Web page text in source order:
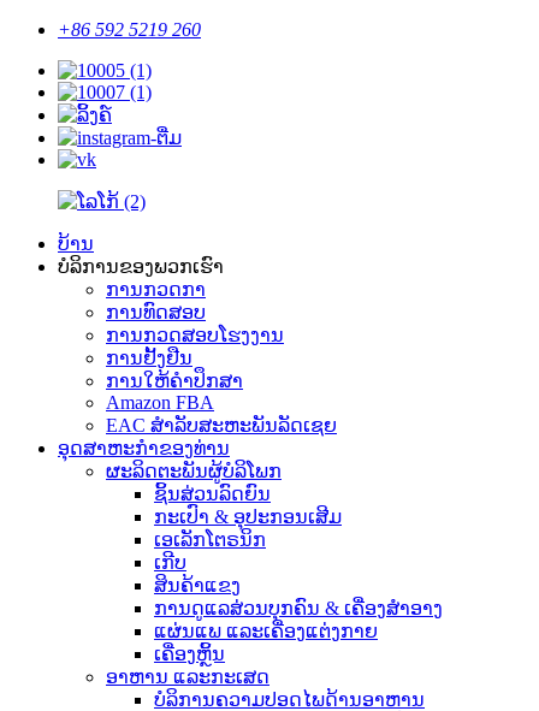
+86 592 5219 260
ບ້ານ
ບໍລິການຂອງພວກເຮົາ
ການກວດກາ
ການທົດສອບ
ການກວດສອບໂຮງງານ
ການຢັ້ງຢືນ
ການໃຫ້ຄໍາປຶກສາ
Amazon FBA
EAC ສໍາລັບສະຫະພັນລັດເຊຍ
ອຸດ​ສາ​ຫະ​ກໍາ​ຂອງ​ທ່ານ​
ຜະລິດຕະພັນຜູ້ບໍລິໂພກ
ຊິ້ນສ່ວນລົດຍົນ
ກະເປົາ & ອຸປະກອນເສີມ
ເອເລັກໂຕຣນິກ
ເກີບ
ສິນຄ້າແຂງ
ການດູແລສ່ວນບຸກຄົນ & ເຄື່ອງສໍາອາງ
ແຜ່ນແພ ແລະເຄື່ອງແຕ່ງກາຍ
ເຄື່ອງຫຼິ້ນ
ອາຫານ ແລະກະເສດ
ບໍລິການຄວາມປອດໄພດ້ານອາຫານ